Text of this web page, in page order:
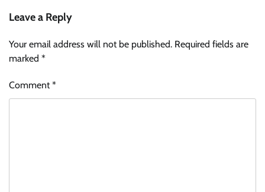
Leave a Reply
Your email address will not be published. Required fields are
marked *
Comment*